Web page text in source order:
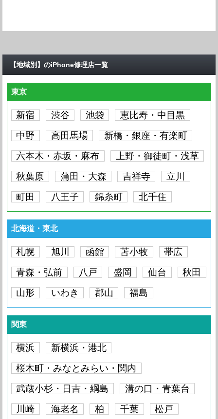
【地域別】のiPhone修理店一覧
東京
新宿 渋谷 池袋
恵比寿・中目黒
中野
高田馬場
新橋・銀座・有楽町
六本木・赤坂・麻布
上野・御徒町・浅草
秋葉原
蒲田・大森 吉祥寺
立川
町田
八王子 錦糸町 北千住
北海道・東北
札幌 旭川 函館 苫小牧
帯広
青森・弘前
八戸 盛岡 仙台
秋田
山形
いわき 郡山 福島
関東
横浜
新横浜・港北
桜木町・みなとみらい・関内
武蔵小杉・日吉・綱島
溝の口・青葉台
川崎
海老名 柏 千葉
松戸